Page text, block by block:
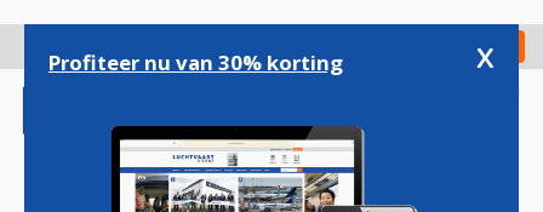
gaan
Check in
Profiteer nu van 30% korting x